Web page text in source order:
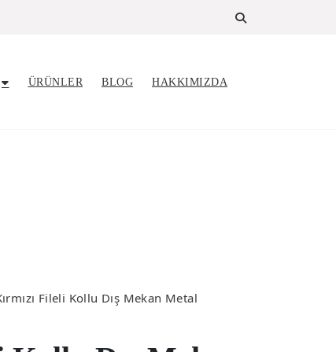
ÜRÜNLER BLOG HAKKIMIZDA
Fileli Kollu Dış Mekan Metal